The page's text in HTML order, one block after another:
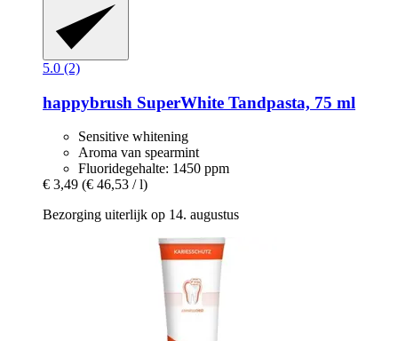
5.0 (2)
happybrush SuperWhite Tandpasta, 75 ml
Sensitive whitening
Aroma van spearmint
Fluoridegehalte: 1450 ppm
€ 3,49 (€ 46,53 / l)
Bezorging uiterlijk op 14. augustus